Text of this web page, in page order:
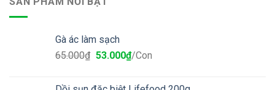
Gà ác làm sạch
65.000₫ 53.000₫/Con